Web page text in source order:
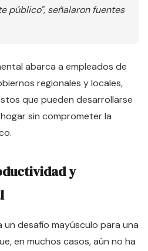
público", señalaron fuentes
abarca a empleados de
regionales y locales,
que pueden desarrollarse
sin comprometer la
y
desafío mayúsculo para una
en muchos casos, aún no ha